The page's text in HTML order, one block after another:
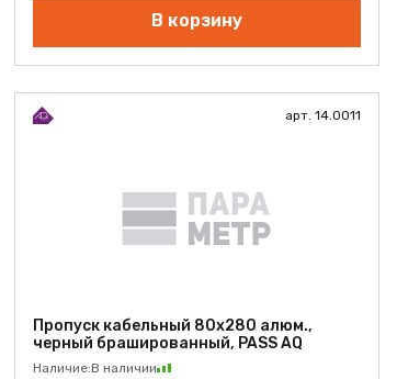
В корзину
арт. 14.0011
Пропуск кабельный 80х280 алюм.,
черный брашированный, PASS AQ
Наличие:В наличии